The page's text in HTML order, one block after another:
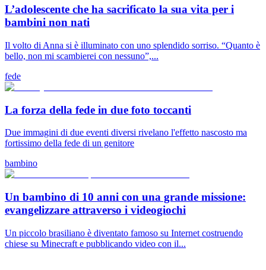
L’adolescente che ha sacrificato la sua vita per i
bambini non nati
Il volto di Anna si è illuminato con uno splendido sorriso. “Quanto è
bello, non mi scambierei con nessuno”,...
fede
La forza della fede in due foto toccanti
Due immagini di due eventi diversi rivelano l'effetto nascosto ma
fortissimo della fede di un genitore
bambino
Un bambino di 10 anni con una grande missione:
evangelizzare attraverso i videogiochi
Un piccolo brasiliano è diventato famoso su Internet costruendo
chiese su Minecraft e pubblicando video con il...